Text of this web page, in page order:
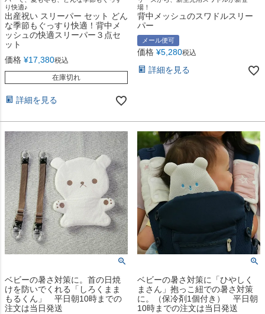
り快適♪
出産祝い スリーパー セット どん
な季節もぐっすり快適！背中メ
ッシュの快適スリーパー３点セ
ット
価格 ¥17,380税込
在庫切れ
詳細を見る
場！
背中メッシュのスワドルスリー
パー
メール便可
価格 ¥5,280税込
詳細を見る
ベビーの暑さ対策に。首の日焼
けを防いでくれる「しろくまま
もるくん」 平日朝10時までの
注文は当日発送
ベビーの暑さ対策に「ひやしく
まさん」抱っこ紐での暑さ対策
に。（保冷剤1個付き） 平日朝
10時までの注文は当日発送